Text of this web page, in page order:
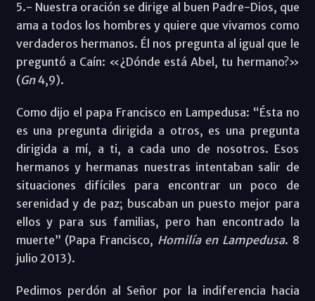
5.- Nuestra oración se dirige al buen Padre-Dios, que
ama a todos los hombres y quiere que vivamos como
verdaderos hermanos. Él nos pregunta al igual que le
preguntó a Caín: «¿Dónde está Abel, tu hermano?»
(Gn4,9).
Como dijo el papa Francisco en Lampedusa: “Ésta no
es una pregunta dirigida a otros, es una pregunta
dirigida a mí, a ti, a cada uno de nosotros. Esos
hermanos y hermanas nuestras intentaban salir de
situaciones difíciles para encontrar un poco de
serenidad y de paz; buscaban un puesto mejor para
ellos y para sus familias, pero han encontrado la
muerte” (Papa Francisco, Homilía en Lampedusa. 8
julio 2013).
Pedimos perdón al Señor por la indiferencia hacia